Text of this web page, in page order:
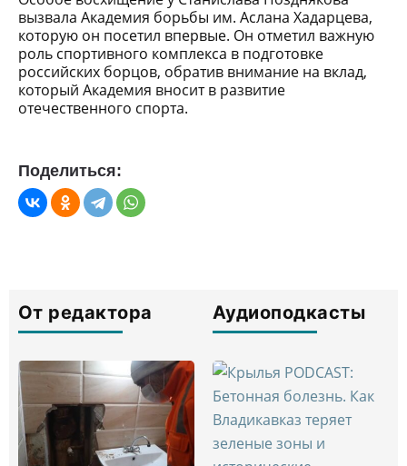
вызвала Академия борьбы им. Аслана Хадарцева,
которую он посетил впервые. Он отметил важную
роль спортивного комплекса в подготовке
российских борцов, обратив внимание на вклад,
который Академия вносит в развитие
отечественного спорта.
Поделиться:
От редактора Аудиоподкасты